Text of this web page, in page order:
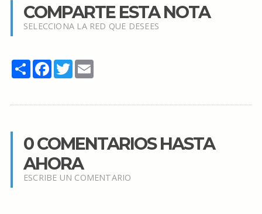
COMPARTE ESTA NOTA
SELECCIONA LA RED QUE DESEES
Share Facebook
TwitterEmail
0 COMENTARIOS HASTA
AHORA
ESCRIBE UN COMENTARIO